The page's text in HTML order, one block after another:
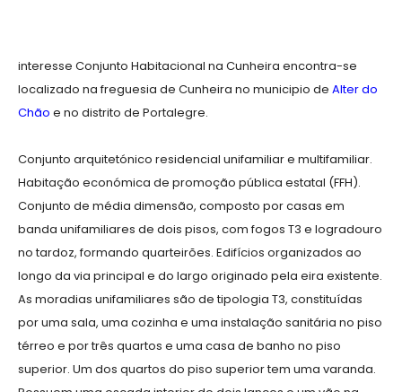
interesse Conjunto Habitacional na Cunheira encontra-se
localizado na freguesia de Cunheira no municipio de Alter do
Chão e no distrito de Portalegre.
Conjunto arquitetónico residencial unifamiliar e multifamiliar.
Habitação económica de promoção pública estatal (FFH).
Conjunto de média dimensão, composto por casas em
banda unifamiliares de dois pisos, com fogos T3 e logradouro
no tardoz, formando quarteirões. Edifícios organizados ao
longo da via principal e do largo originado pela eira existente.
As moradias unifamiliares são de tipologia T3, constituídas
por uma sala, uma cozinha e uma instalação sanitária no piso
térreo e por três quartos e uma casa de banho no piso
superior. Um dos quartos do piso superior tem uma varanda.